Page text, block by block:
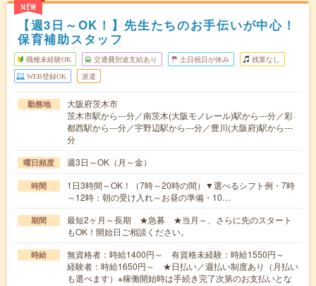
NEW
【週3日～OK！】先生たちのお手伝いが中心！
保育補助スタッフ
職種未経験OK 交通費別途支給あり 土日祝日が休み 残業なし
WEB登録OK 派遣
勤務地
大阪府茨木市
茨木市駅から---分／南茨木(大阪モノレール)駅から---分／彩
都西駅から---分／宇野辺駅から---分／豊川(大阪府)駅から---
分
曜日頻度 週3日～OK（月～金）
時間
1日3時間～OK！（7時～20時の間）▼選べるシフト例・7時
～12時：朝の受け入れ～お昼の準備・10…
期間
最短2ヶ月～長期 ★急募 ★当月～、さらに先のスタート
もOK！開始日ご相談ください。
時給
無資格者：時給1400円～ 有資格未経験：時給1550円～
経験者：時給1650円～ ★日払い／週払い制度あり（月払い
も選べます）※稼働開始時は手続き完了次第のお支払いとな